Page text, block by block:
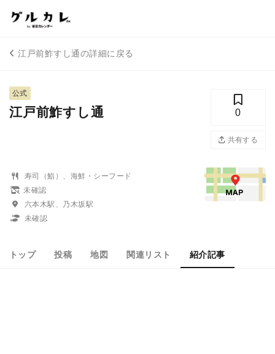
江戸前鮓すし通の詳細に戻る
公式
江戸前鮓すし通 0
共有する
寿司（鮨）、海鮮・シーフード
未確認
六本木駅、乃木坂駅
未確認
トップ 投稿 地図 関連リスト 紹介記事